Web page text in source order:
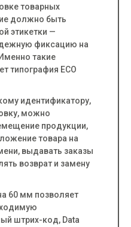
товарных
должно быть
этикетки —
фиксацию на
такие
типография ECO
идентификатору,
можно
продукции,
товара на
выдавать заказы
возврат и замену
60 мм позволяет
штрих-код, Data